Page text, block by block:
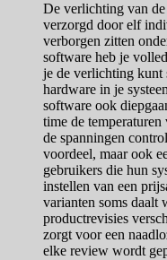
De verlichting van
verzorgd door elf
verborgen zitten
software heb je
je de verlichting kunt
hardware in je
software ook
time de
de spanningen
voordeel, maar ook
gebruikers die hun
instellen van een
varianten soms daalt
productrevisies
zorgt voor een
elke review wordt